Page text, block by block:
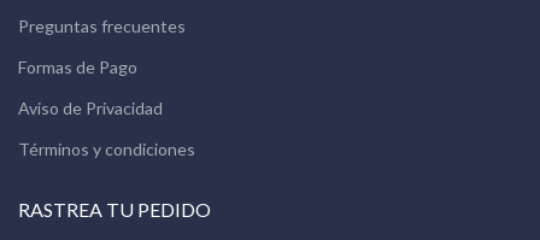
Preguntas frecuentes
Formas de Pago
Aviso de Privacidad
Términos y condiciones
RASTREA TU PEDIDO